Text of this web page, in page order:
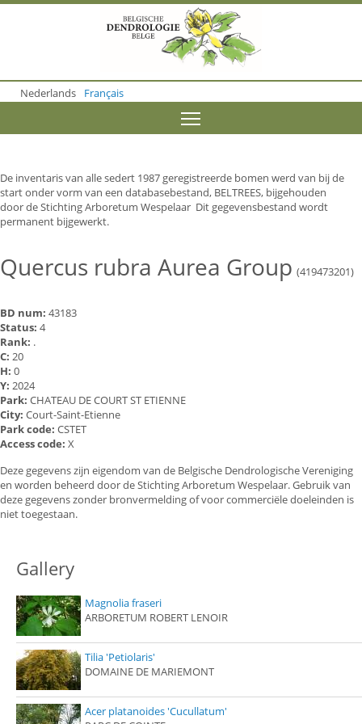
o
m
o
n
t
e
n
Nederlands Français
De inventaris van alle sedert 1987 geregistreerde bomen werd van bij de
start onder vorm van een databasebestand, BELTREES, bijgehouden
door de Stichting Arboretum Wespelaar Dit gegevensbestand wordt
permanent bijgewerkt.
Quercus rubra Aurea Group (419473201)
BD num: 43183
Status: 4
Rank: .
C: 20
H: 0
Y: 2024
Park: CHATEAU DE COURT ST ETIENNE
City: Court-Saint-Etienne
Park code: CSTET
Access code: X
Deze gegevens zijn eigendom van de Belgische Dendrologische Vereniging
en worden beheerd door de Stichting Arboretum Wespelaar. Gebruik van
deze gegevens zonder bronvermelding of voor commerciële doeleinden is
niet toegestaan.
Gallery
Magnolia fraseri
ARBORETUM ROBERT LENOIR
Tilia 'Petiolaris'
DOMAINE DE MARIEMONT
Acer platanoides 'Cucullatum'